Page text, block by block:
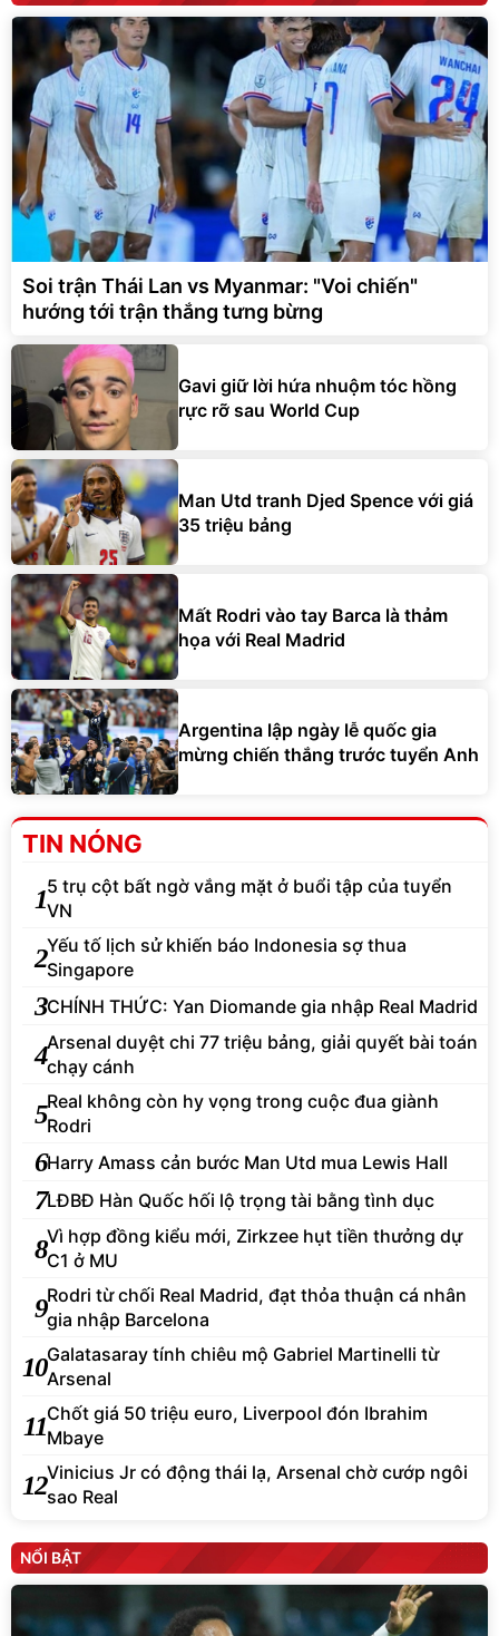
Soi trận Thái Lan vs Myanmar: "Voi chiến"
hướng tới trận thắng tưng bừng
Gavi giữ lời hứa nhuộm tóc hồng
rực rỡ sau World Cup
Man Utd tranh Djed Spence với giá
35 triệu bảng
Mất Rodri vào tay Barca là thảm
họa với Real Madrid
Argentina lập ngày lễ quốc gia
mừng chiến thắng trước tuyển Anh
TIN NÓNG
15 trụ cột bất ngờ vắng mặt ở buổi tập của tuyển
VN
2Yếu tố lịch sử khiến báo Indonesia sợ thua
Singapore
3CHÍNH THỨC: Yan Diomande gia nhập Real Madrid
4Arsenal duyệt chi 77 triệu bảng, giải quyết bài toán
chạy cánh
5Real không còn hy vọng trong cuộc đua giành
Rodri
6Harry Amass cản bước Man Utd mua Lewis Hall
7LĐBĐ Hàn Quốc hối lộ trọng tài bằng tình dục
8Vì hợp đồng kiểu mới, Zirkzee hụt tiền thưởng dự
C1 ở MU
9Rodri từ chối Real Madrid, đạt thỏa thuận cá nhân
gia nhập Barcelona
10Galatasaray tính chiêu mộ Gabriel Martinelli từ
Arsenal
11Chốt giá 50 triệu euro, Liverpool đón Ibrahim
Mbaye
12Vinicius Jr có động thái lạ, Arsenal chờ cướp ngôi
sao Real
NỔI BẬT